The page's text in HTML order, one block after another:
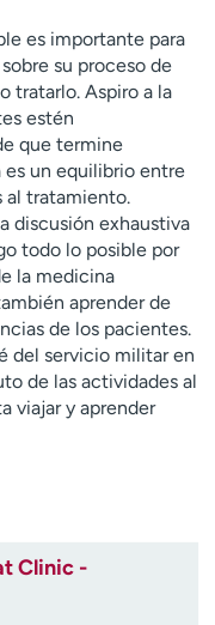
es importante para
su proceso de
tratarlo. Aspiro a la
estén
que termine
un equilibrio entre
al tratamiento.
discusión exhaustiva
todo lo posible por
la medicina
aprender de
de los pacientes.
del servicio militar en
de las actividades al
viajar y aprender
Clinic -